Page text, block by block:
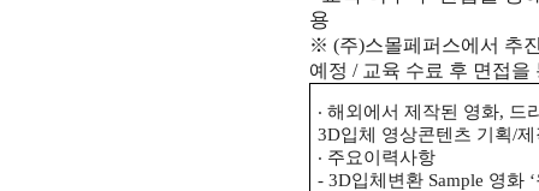
용
※ (주)스몰페퍼스에서 추
예정 / 교육 수료 후 면접을
‧ 해외에서 제작된 영화,
3D입체 영상콘텐츠 기획/
‧ 주요이력사항
-3D입체변환 Sample 영화 ‘